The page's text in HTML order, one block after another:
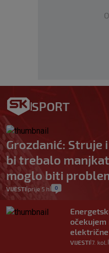
SPORT
Grozdanić: Struje
bi trebalo
moglo biti
VIJESTI prije 5 h 0
VIJESTI 7. kol.